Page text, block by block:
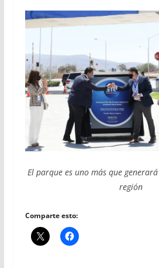
El parque es uno más que
región
Comparte esto: